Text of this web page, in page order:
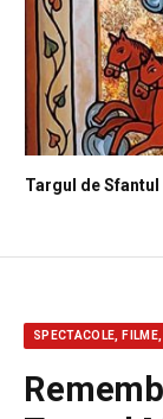
Targul de
SPECTACOLE, FILME,